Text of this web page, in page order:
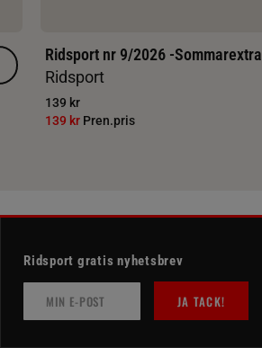
Ridsport nr 9/2026 -Sommarextra
Ridsport
139 kr
139 kr Pren.pris
Ridsport gratis nyhetsbrev
JA TACK!